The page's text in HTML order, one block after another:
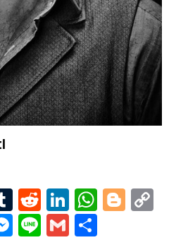
Tumblr
Reddit
LinkedIn
Messenger
LineGmail